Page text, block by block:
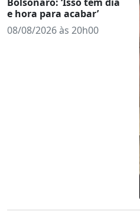
e hora para acabar’
08/08/2026 às 20h00